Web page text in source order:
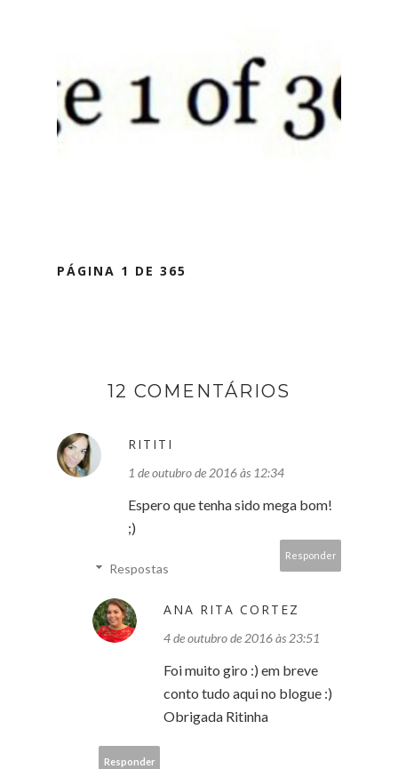
PÁGINA 1 DE 365
12 COMENTÁRIOS
RITITI
1 de outubro de 2016 às 12:34
Espero que tenha sido mega bom!
;)
Responder
Respostas
ANA RITA CORTEZ
4 de outubro de 2016 às 23:51
Foi muito giro :) em breve
conto tudo aqui no blogue :)
Obrigada Ritinha
Responder